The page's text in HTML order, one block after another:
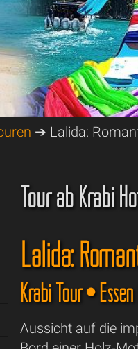
➔ Lalida:
Tour ab Krabi
Lalida:
Krabi Tour •
Aussicht auf die